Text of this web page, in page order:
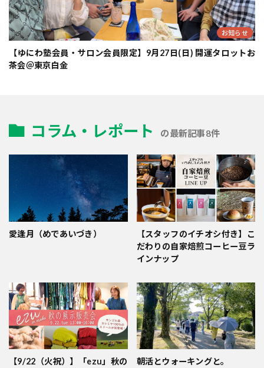
お知らせ
【ゆにわ塾会員・サロン会員限定】9月27日(日) 開運タロットお
茶会＠東京白金
コラム・レポート の最新記事8件
愛逢月（めであいづき）
【スタッフのイチオシ付き】こ
だわりの自家焙煎コーヒー豆ラ
インナップ
【9/22（火祝）】「ezu」秋の
朝活とウォーキングと。